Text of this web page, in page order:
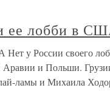
ее лобби в
Нет у России своего
Аравии и Польши.
ламы и Михаила